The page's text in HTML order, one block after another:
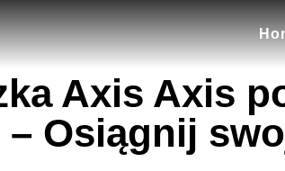
Axis Axis
– Osiągnij